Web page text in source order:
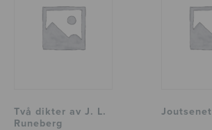
Två dikter av J. L.
Runeberg
Joutsenet